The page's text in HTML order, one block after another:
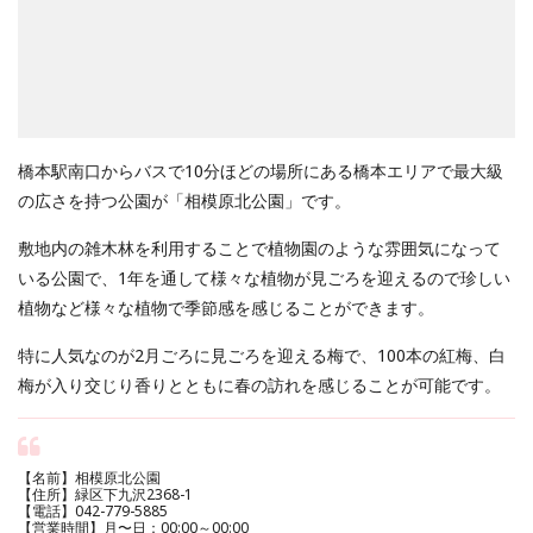
橋本駅南口からバスで10分ほどの場所にある橋本エリアで最大級
の広さを持つ公園が「相模原北公園」です。
敷地内の雑木林を利用することで植物園のような雰囲気になって
いる公園で、1年を通して様々な植物が見ごろを迎えるので珍しい
植物など様々な植物で季節感を感じることができます。
特に人気なのが2月ごろに見ごろを迎える梅で、100本の紅梅、白
梅が入り交じり香りとともに春の訪れを感じることが可能です。
【名前】相模原北公園
【住所】緑区下九沢2368-1
【電話】042-779-5885
【営業時間】月〜日：00:00～00:00